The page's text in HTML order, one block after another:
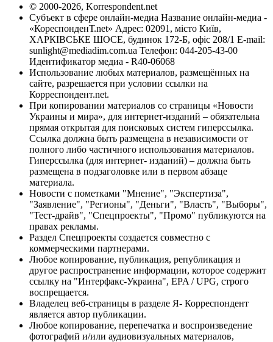
© 2000-2026, Korrespondent.net
Субъект в сфере онлайн-медиа Название онлайн-медиа -
«КореспонденТ.net» Адрес: 02091, місто Київ,
ХАРКІВСЬКЕ ШОСЕ, будинок 172-Б, офіс 208/1 E-mail:
sunlight@mediadim.com.ua Телефон: 044-205-43-00
Идентификатор медиа - R40-06068
Использование любых материалов, размещённых на
сайте, разрешается при условии ссылки на
Корреспондент.net.
При копировании материалов со страницы «Новости
Украины и мира», для интернет-изданий – обязательна
прямая открытая для поисковых систем гиперссылка.
Ссылка должна быть размещена в независимости от
полного либо частичного использования материалов.
Гиперссылка (для интернет- изданий) – должна быть
размещена в подзаголовке или в первом абзаце
материала.
Новости с пометками "Мнение", "Экспертиза",
"Заявление", "Регионы", "Деньги", "Власть", "Выборы",
"Тест-драйв", "Спецпроекты", "Промо" публикуются на
правах рекламы.
Раздел Спецпроекты создается совместно с
коммерческими партнерами.
Любое копирование, публикация, републикация и
другое распространение информации, которое содержит
ссылку на "Интерфакс-Украина", EPA / UPG, строго
воспрещается.
Владелец веб-страницы в разделе Я- Корреспондент
является автор публикации.
Любое копирование, перепечатка и воспроизведение
фотографий и/или аудиовизуальных материалов,